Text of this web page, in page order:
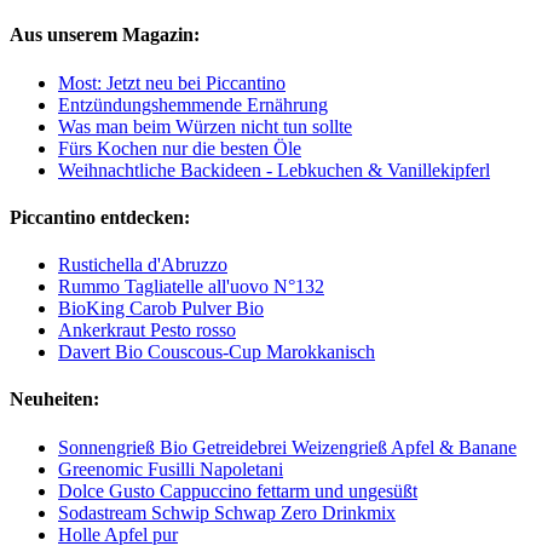
Aus unserem Magazin:
Most: Jetzt neu bei Piccantino
Entzündungshemmende Ernährung
Was man beim Würzen nicht tun sollte
Fürs Kochen nur die besten Öle
Weihnachtliche Backideen - Lebkuchen & Vanillekipferl
Piccantino entdecken:
Rustichella d'Abruzzo
Rummo Tagliatelle all'uovo N°132
BioKing Carob Pulver Bio
Ankerkraut Pesto rosso
Davert Bio Couscous-Cup Marokkanisch
Neuheiten:
Sonnengrieß Bio Getreidebrei Weizengrieß Apfel & Banane
Greenomic Fusilli Napoletani
Dolce Gusto Cappuccino fettarm und ungesüßt
Sodastream Schwip Schwap Zero Drinkmix
Holle Apfel pur